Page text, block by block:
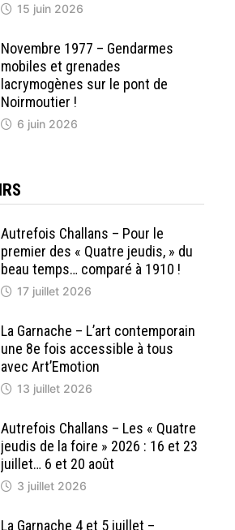
15 juin 2026
Novembre 1977 – Gendarmes
mobiles et grenades
lacrymogènes sur le pont de
Noirmoutier !
6 juin 2026
Autrefois Challans – Pour le
premier des « Quatre jeudis, » du
beau temps… comparé à 1910 !
17 juillet 2026
La Garnache – L’art contemporain
une 8e fois accessible à tous
avec Art’Emotion
13 juillet 2026
Autrefois Challans – Les « Quatre
jeudis de la foire » 2026 : 16 et 23
juillet… 6 et 20 août
3 juillet 2026
La Garnache 4 et 5 juillet –